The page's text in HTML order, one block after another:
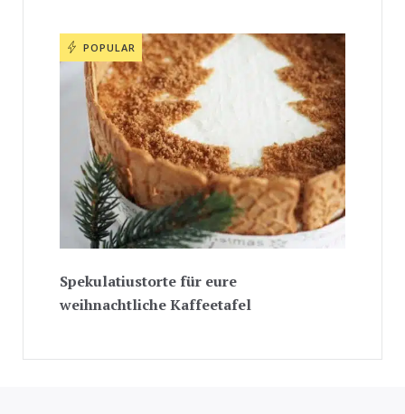
POPULAR
Spekulatiustorte für eure
weihnachtliche Kaffeetafel